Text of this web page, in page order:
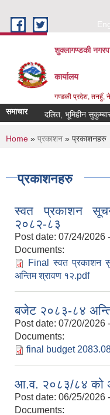
शुक्लागण्डकी
कार्यालय
गण्डकी प्रदेश, तनहुँ,
समाचार
भूमिहीन दलित, भूमिहीन सुकुम्बासी
You are here
Home » प्रकाशन » प्रकाशनहरु
प्रकाशनहरु
स्वत प्रकाशन
२०८२-८३
Post date: 07/24/2026
Documents:
Final स्वत प्रकाशन
अन्तिम श्रावण १२.pdf
बजेट २०८३-८४
Post date: 07/20/2026
Documents:
final budget
आ.व. २०८३/८४ को
Post date: 06/25/2026
Documents: